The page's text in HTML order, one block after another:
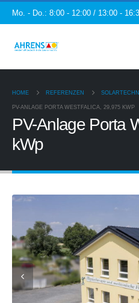
Mo. - Do.: 8:00 - 12:00 / 13:00 -
HOME REFERENZEN
PV-ANLAGE PORTA WESTFALICA, 29,975 KWP
PV-Anlage Porta
kWp